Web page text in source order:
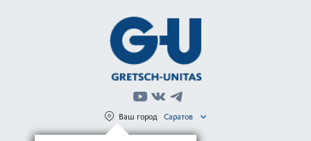
Ваш город Саратов